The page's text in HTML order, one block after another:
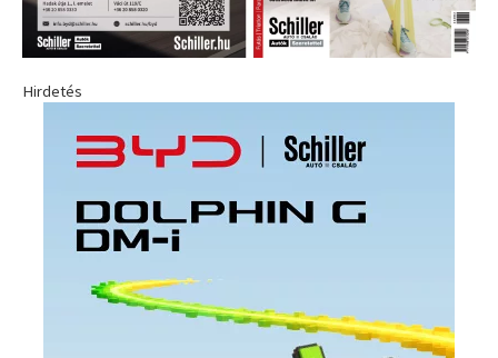
Hirdetés